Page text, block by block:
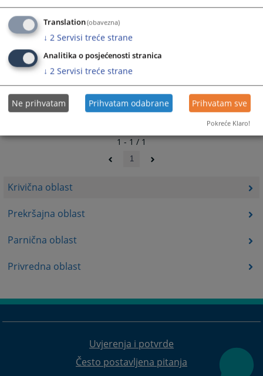
Krivična oblast
Prekršajna oblast
Parnična oblast
Privredna oblast
keyboard
shortcuts
for
changing
dates.
shortcuts
for
changing
dates.
1 - 1 / 1
1
Uvjerenja i potvrde
Često postavljena pitanja
Translation(obavezna)
↓ 2 Servisi treće strane
Analitika o posjećenosti stranica
↓ 2 Servisi treće strane
Ne prihvatam Prihvatam odabrane Prihvatam sve
Pokreće Klaro!